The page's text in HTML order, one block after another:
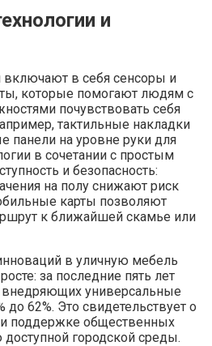
и
в себя сенсоры и
которые помогают людям с
почувствовать себя
тактильные накладки
панели на уровне руки для
в сочетании с простым
и безопасность:
на полу снижают риск
карты позволяют
к ближайшей скамье или
в уличную мебель
за последние пять лет
внедряющих универсальные
62%. Это свидетельствует о
поддержке общественных
городской среды.